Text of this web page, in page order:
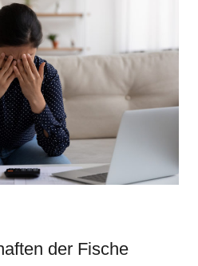
der Fische